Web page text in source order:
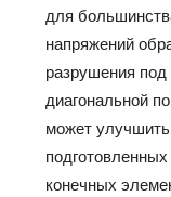
для
напряжений
разрушения
диагональной
может
конечных